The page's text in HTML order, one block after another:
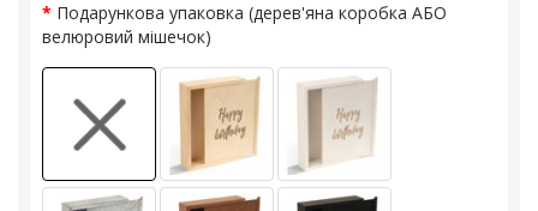
Подарункова упаковка (дерев'яна коробка АБО
велюровий мішечок)